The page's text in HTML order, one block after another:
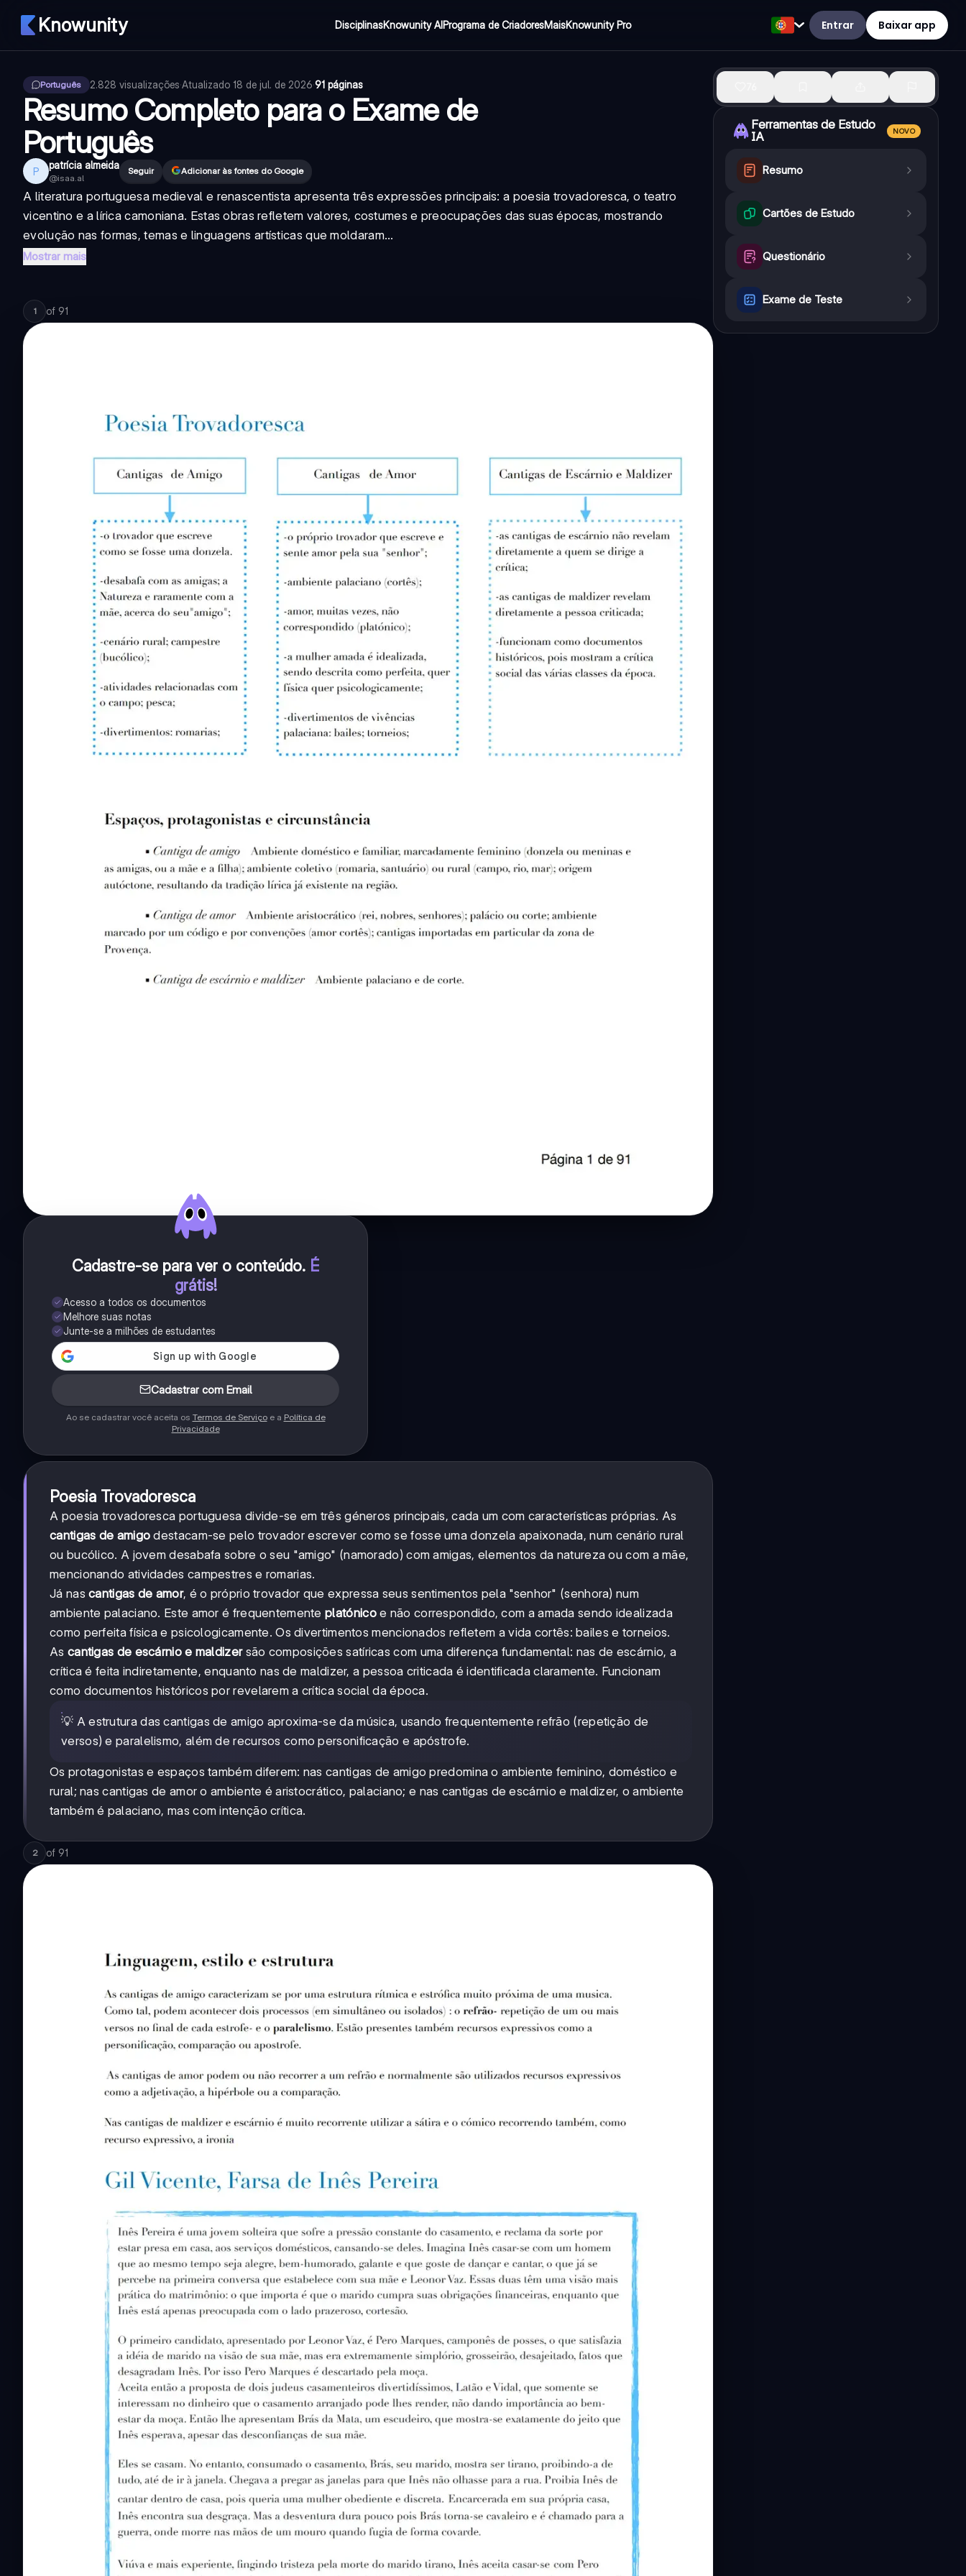
Knowunity DisciplinasKnowunity AIPrograma de CriadoresMaisKnowunity Pro Entrar Baixar app
Português 2.828 visualizações·Atualizado 18 de jul. de 2026·91 páginas
Resumo Completo para o Exame de
Português
P patrícia almeida
@isaa.al
Seguir Adicionar às fontes do Google
A literatura portuguesa medieval e renascentista apresenta três expressões principais: a poesia trovadoresca, o teatro
vicentino e a lírica camoniana. Estas obras refletem valores, costumes e preocupações das suas épocas, mostrando
evolução nas formas, temas e linguagens artísticas que moldaram...
Mostrar mais
1 of 91
Cadastre-se para ver o conteúdo. É
grátis!
Acesso a todos os documentos
Melhore suas notas
Junte-se a milhões de estudantes
Cadastrar com Email
Ao se cadastrar você aceita os Termos de Serviçoe a Política de
Privacidade
Poesia Trovadoresca
A poesia trovadoresca portuguesa divide-se em três géneros principais, cada um com características próprias. As
cantigas de amigo destacam-se pelo trovador escrever como se fosse uma donzela apaixonada, num cenário rural
ou bucólico. A jovem desabafa sobre o seu "amigo" (namorado) com amigas, elementos da natureza ou com a mãe,
mencionando atividades campestres e romarias.
Já nascantigas de amor, é o próprio trovador que expressa seus sentimentos pela "senhor" (senhora) num
ambiente palaciano. Este amor é frequentementeplatónicoe não correspondido, com a amada sendo idealizada
como perfeita física e psicologicamente. Os divertimentos mencionados refletem a vida cortês: bailes e torneios.
As cantigas de escárnio e maldizersão composições satíricas com uma diferença fundamental: nas de escárnio, a
crítica é feita indiretamente, enquanto nas de maldizer, a pessoa criticada é identificada claramente. Funcionam
como documentos históricos por revelarem a crítica social da época.
💡 A estrutura das cantigas de amigo aproxima-se da música, usando frequentemente refrão (repetição de
versos) e paralelismo, além de recursos como personificação e apóstrofe.
Os protagonistas e espaços também diferem: nas cantigas de amigo predomina o ambiente feminino, doméstico e
rural; nas cantigas de amor o ambiente é aristocrático, palaciano; e nas cantigas de escárnio e maldizer, o ambiente
também é palaciano, mas com intenção crítica.
2 of 91
Ferramentas de Estudo
IA
NOVO
Resumo
Cartões de Estudo
Questionário
Exame de Teste